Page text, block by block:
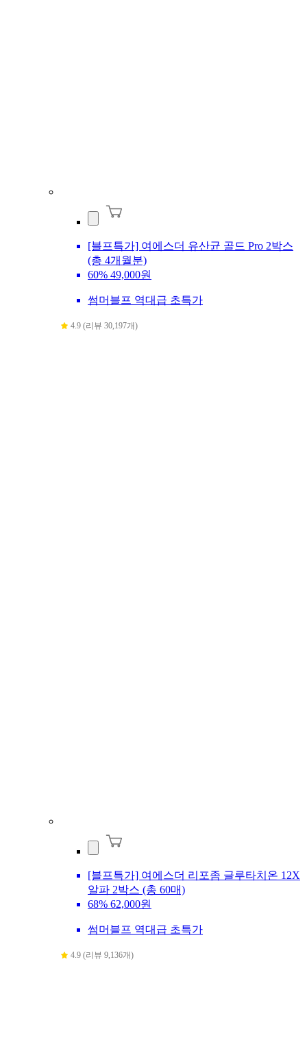
[블프특가] 여에스더 유산균 골드 Pro 2박스
(총 4개월분)
60% 49,000원
썸머블프 역대급 초특가
4.9 (리뷰 30,197개)
[블프특가] 여에스더 리포좀 글루타치온 12X
알파 2박스 (총 60매)
68% 62,000원
썸머블프 역대급 초특가
4.9 (리뷰 9,136개)